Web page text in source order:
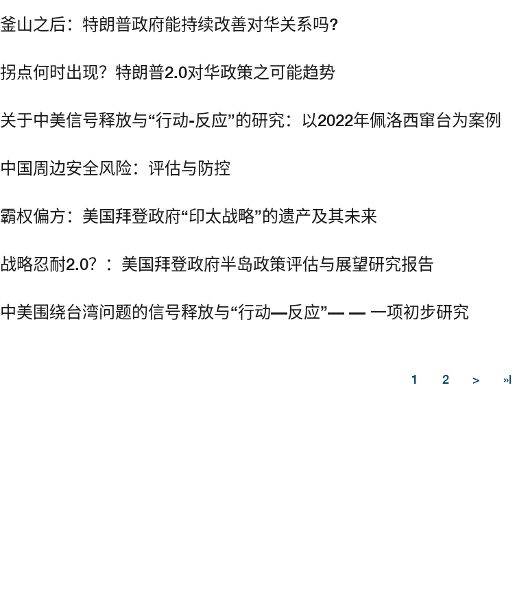
釜山之后：特朗普政府能持续改善对华关系吗?
拐点何时出现？特朗普2.0对华政策之可能趋势
关于中美信号释放与“行动-反应”的研究：以2022年佩洛西窜台为案例
中国周边安全风险：评估与防控
霸权偏方：美国拜登政府“印太战略”的遗产及其未来
战略忍耐2.0？：美国拜登政府半岛政策评估与展望研究报告
中美围绕台湾问题的信号释放与“行动—反应”— — 一项初步研究
1 2 > »|